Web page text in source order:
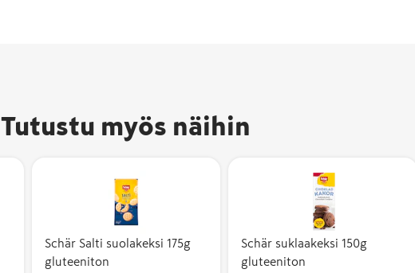
Tutustu myös näihin
Schär Salti suolakeksi 175g
gluteeniton
Schär suklaakeksi 150g
gluteeniton